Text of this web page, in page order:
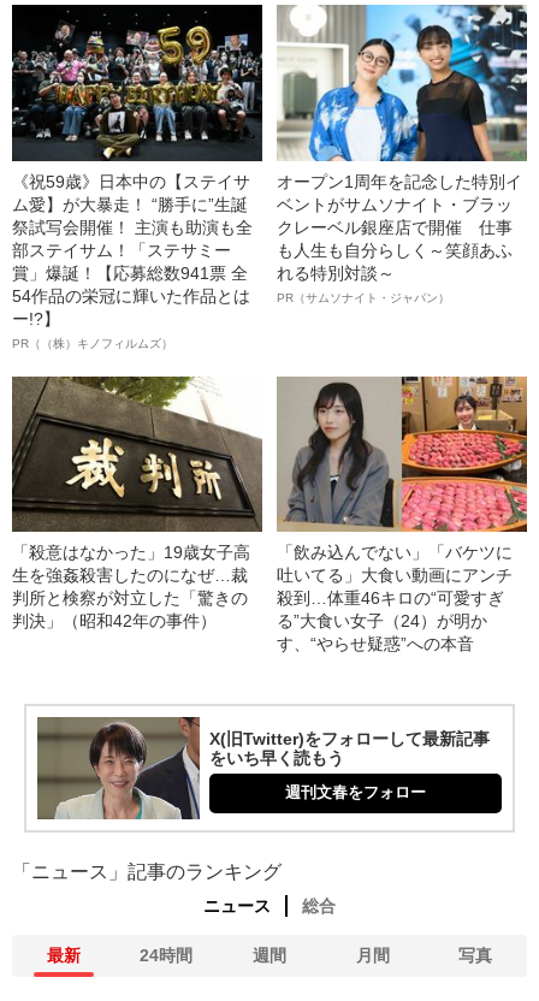
《祝59歳》日本中の【ステイサ
ム愛】が大暴走！ “勝手に”生誕
祭試写会開催！ 主演も助演も全
部ステイサム！「ステサミー
賞」爆誕！【応募総数941票 全
54作品の栄冠に輝いた作品とは
ー!?】
PR（（株）キノフィルムズ）
オープン1周年を記念した特別イ
ベントがサムソナイト・ブラッ
クレーベル銀座店で開催 仕事
も人生も自分らしく～笑顔あふ
れる特別対談～
PR（サムソナイト・ジャパン）
「殺意はなかった」19歳女子高
生を強姦殺害したのになぜ…裁
判所と検察が対立した「驚きの
判決」（昭和42年の事件）
「飲み込んでない」「バケツに
吐いてる」大食い動画にアンチ
殺到…体重46キロの“可愛すぎ
る”大食い女子（24）が明か
す、“やらせ疑惑”への本音
X(旧Twitter)をフォローして最新記事
をいち早く読もう
週刊文春をフォロー
「ニュース」記事のランキング
ニュース 総合
最新 24時間 週間 月間 写真